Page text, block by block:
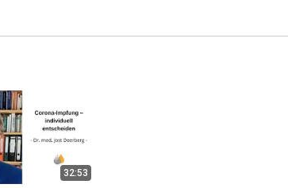
32:53